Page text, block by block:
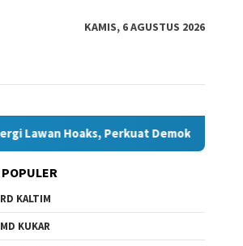
KAMIS, 6 AGUSTUS 2026
Perkuat Demokrasi Jelang Pemilu 2029
KALTIM
KUKAR